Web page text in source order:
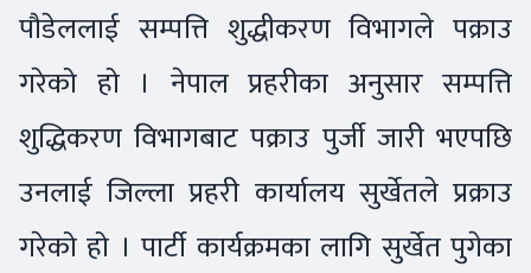
पौडेललाई सम्पत्ति शुद्धीकरण विभागले पक्राउ
गरेको हो । नेपाल प्रहरीका अनुसार सम्पत्ति
शुद्धिकरण विभागबाट पक्राउ पुर्जी जारी भएपछि
उनलाई जिल्ला प्रहरी कार्यालय सुर्खेतले प्रक्राउ
गरेको हो । पार्टी कार्यक्रमका लागि सुर्खेत पुगेका